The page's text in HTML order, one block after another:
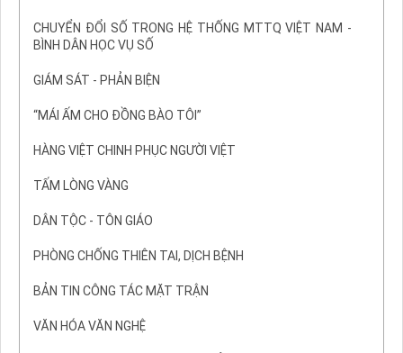
CHUYỂN ĐỔI SỐ TRONG HỆ THỐNG MTTQ VIỆT NAM -
BÌNH DÂN HỌC VỤ SỐ
GIÁM SÁT - PHẢN BIỆN
“MÁI ẤM CHO ĐỒNG BÀO TÔI”
HÀNG VIỆT CHINH PHỤC NGƯỜI VIỆT
TẤM LÒNG VÀNG
DÂN TỘC - TÔN GIÁO
PHÒNG CHỐNG THIÊN TAI, DỊCH BỆNH
BẢN TIN CÔNG TÁC MẶT TRẬN
VĂN HÓA VĂN NGHỆ